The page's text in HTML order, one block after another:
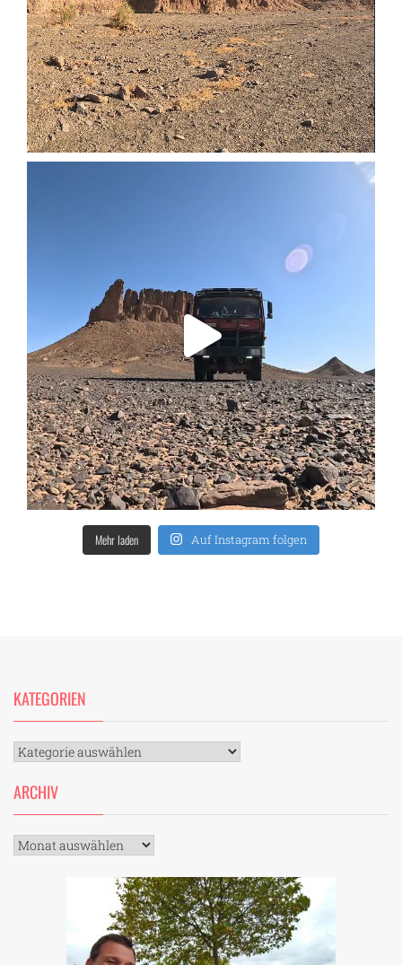
Mehr laden Auf Instagram folgen
KATEGORIEN
Kategorien
ARCHIV
Archiv